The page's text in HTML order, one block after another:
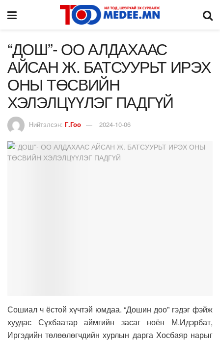
“ДОШ”- ОО АЛДАХААС
АЙСАН Ж. БАТСУУРЬТ ИРЭХ
ОНЫ ТӨСВИЙН
ХЭЛЭЛЦҮҮЛЭГ ПАДГҮЙ
Нийтэлсэн: Г.Гоо 2024-10-06
Сошиал ч ёстой хүчтэй юмдаа. “Дошин доо” гэдэг фэйж
хуудас Сүхбаатар аймгийн засаг ноён М.Идэрбат,
Иргэдийн төлөөлөгчдийн хурлын дарга Хосбаяр нарыг